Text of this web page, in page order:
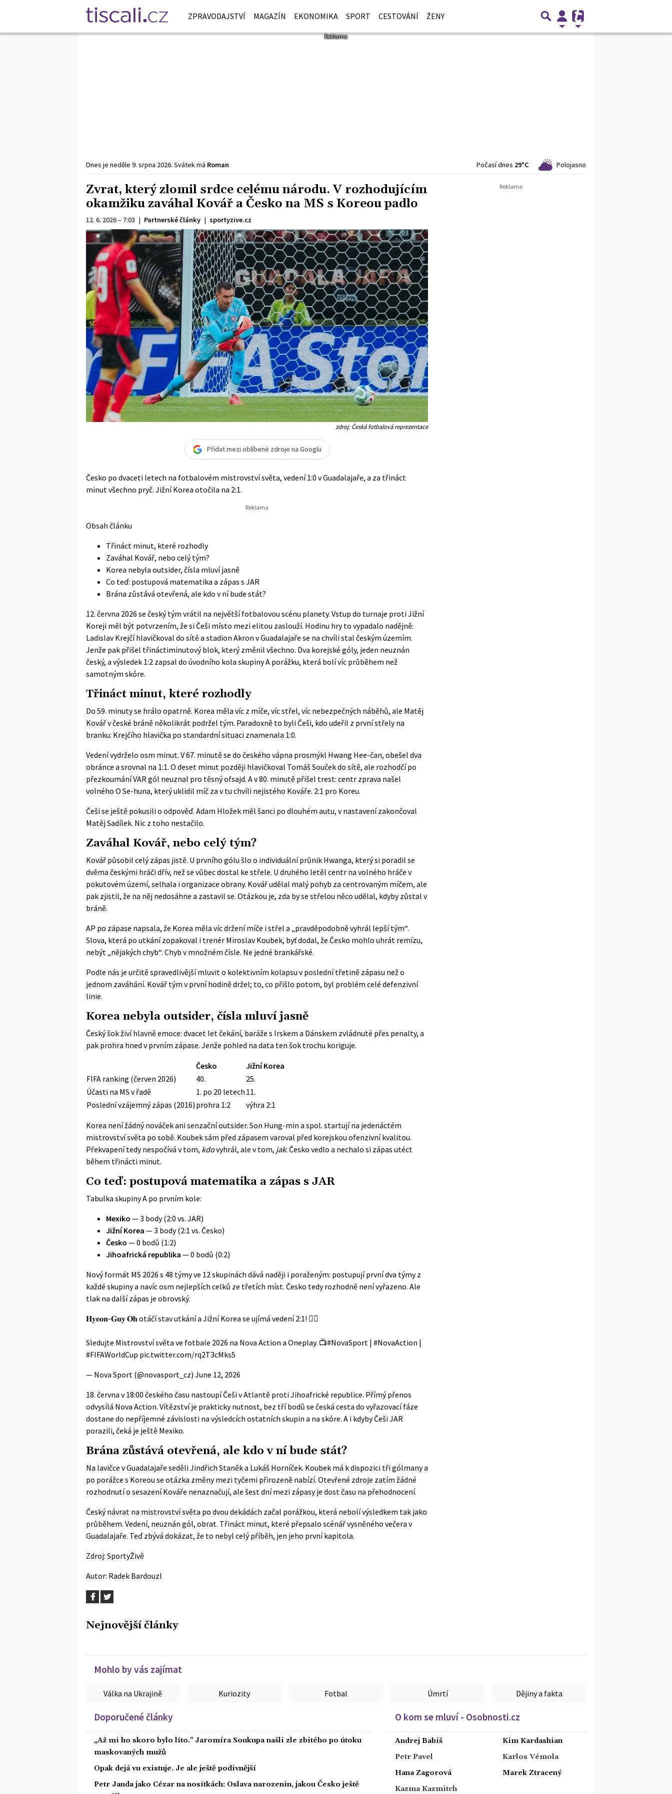
ZPRAVODAJSTVÍ MAGAZÍN EKONOMIKA SPORT CESTOVÁNÍ ŽENY
Dnes je neděle 9. srpna 2026. Svátek má Roman Počasí dnes 29°C Polojasno
Zvrat, který zlomil srdce celému národu. V rozhodujícím
okamžiku zaváhal Kovář a Česko na MS s Koreou padlo
12. 6. 2026 – 7:03 | Partnerské články | sportyzive.cz
zdroj: Česká fotbalová reprezentace
Přidat mezi oblíbené zdroje na Googlu
Česko po dvaceti letech na fotbalovém mistrovství světa, vedení 1:0 v Guadalajaře, a za třináct
minut všechno pryč. Jižní Korea otočila na 2:1.
Obsah článku
Třináct minut, které rozhodly
Zaváhal Kovář, nebo celý tým?
Korea nebyla outsider, čísla mluví jasně
Co teď: postupová matematika a zápas s JAR
Brána zůstává otevřená, ale kdo v ní bude stát?
12. června 2026 se český tým vrátil na největší fotbalovou scénu planety. Vstup do turnaje proti Jižní
Koreji měl být potvrzením, že si Češi místo mezi elitou zaslouží. Hodinu hry to vypadalo nadějně:
Ladislav Krejčí hlavičkoval do sítě a stadion Akron v Guadalajaře se na chvíli stal českým územím.
Jenže pak přišel třináctiminutový blok, který změnil všechno. Dva korejské góly, jeden neuznán
český, a výsledek 1:2 zapsal do úvodního kola skupiny A porážku, která bolí víc průběhem než
samotným skóre.
Třináct minut, které rozhodly
Do 59. minuty se hrálo opatrně. Korea měla víc z míče, víc střel, víc nebezpečných náběhů, ale Matěj
Kovář v české bráně několikrát podržel tým. Paradoxně to byli Češi, kdo udeřil z první střely na
branku: Krejčího hlavička po standardní situaci znamenala 1:0.
Vedení vydrželo osm minut. V 67. minutě se do českého vápna prosmýkl Hwang Hee-čan, obešel dva
obránce a srovnal na 1:1. O deset minut později hlavičkoval Tomáš Souček do sítě, ale rozhodčí po
přezkoumání VAR gól neuznal pro těsný ofsajd. A v 80. minutě přišel trest: centr zprava našel
volného O Se-huna, který uklidil míč za v tu chvíli nejistého Kováře. 2:1 pro Koreu.
Češi se ještě pokusili o odpověď. Adam Hložek měl šanci po dlouhém autu, v nastavení zakončoval
Matěj Sadílek. Nic z toho nestačilo.
Zaváhal Kovář, nebo celý tým?
Kovář působil celý zápas jistě. U prvního gólu šlo o individuální průnik Hwanga, který si poradil se
dvěma českými hráči dřív, než se vůbec dostal ke střele. U druhého letěl centr na volného hráče v
pokutovém území, selhala i organizace obrany. Kovář udělal malý pohyb za centrovaným míčem, ale
pak zjistil, že na něj nedosáhne a zastavil se. Otázkou je, zda by se střelou něco udělal, kdyby zůstal v
bráně.
AP po zápase napsala, že Korea měla víc držení míče i střel a „pravděpodobně vyhrál lepší tým“.
Slova, která po utkání zopakoval i trenér Miroslav Koubek, byť dodal, že Česko mohlo uhrát remízu,
nebýt „nějakých chyb“. Chyb v množném čísle. Ne jedné brankářské.
Podle nás je určitě spravedlivější mluvit o kolektivním kolapsu v poslední třetině zápasu než o
jednom zaváhání. Kovář tým v první hodině držel; to, co přišlo potom, byl problém celé defenzivní
linie.
Korea nebyla outsider, čísla mluví jasně
Český šok živí hlavně emoce: dvacet let čekání, baráže s Irskem a Dánskem zvládnuté přes penalty, a
pak prohra hned v prvním zápase. Jenže pohled na data ten šok trochu koriguje.
Česko
Jižní Korea
FIFA ranking (červen 2026)
40.
25.
Účasti na MS v řadě
1. po 20 letech 11.
Poslední vzájemný zápas (2016) prohra 1:2 výhra 2:1
Korea není žádný nováček ani senzační outsider. Son Hung-min a spol. startují na jedenáctém
mistrovství světa po sobě. Koubek sám před zápasem varoval před korejskou ofenzivní kvalitou.
Překvapení tedy nespočívá v tom, kdovyhrál, ale v tom, jak: Česko vedlo a nechalo si zápas utéct
během třinácti minut.
Co teď: postupová matematika a zápas s JAR
Tabulka skupiny A po prvním kole:
Mexiko — 3 body (2:0 vs. JAR)
Jižní Korea — 3 body (2:1 vs. Česko)
Česko — 0 bodů (1:2)
Jihoafrická republika — 0 bodů (0:2)
Nový formát MS 2026 s 48 týmy ve 12 skupinách dává naději i poraženým: postupují první dva týmy z
každé skupiny a navíc osm nejlepších celků ze třetích míst. Česko tedy rozhodně není vyřazeno. Ale
tlak na další zápas je obrovský.
𝐇𝐲𝐞𝐨𝐧-𝐆𝐮𝐲 𝐎𝐡 otáčí stav utkání a Jižní Korea se ujímá vedení 2:1! 😮‍💨
Sledujte Mistrovství světa ve fotbale 2026 na Nova Action a Oneplay. 📺#NovaSport | #NovaAction |
#FIFAWorldCup pic.twitter.com/rq2T3cMks5
— Nova Sport (@novasport_cz) June 12, 2026
18. června v 18:00 českého času nastoupí Češi v Atlantě proti Jihoafrické republice. Přímý přenos
odvysílá Nova Action. Vítězství je prakticky nutnost, bez tří bodů se česká cesta do vyřazovací fáze
dostane do nepříjemné závislosti na výsledcích ostatních skupin a na skóre. A i kdyby Češi JAR
porazili, čeká je ještě Mexiko.
Brána zůstává otevřená, ale kdo v ní bude stát?
Na lavičce v Guadalajaře seděli Jindřich Staněk a Lukáš Horníček. Koubek má k dispozici tři gólmany a
po porážce s Koreou se otázka změny mezi tyčemi přirozeně nabízí. Otevřené zdroje zatím žádné
rozhodnutí o sesazení Kováře nenaznačují, ale šest dní mezi zápasy je dost času na přehodnocení.
Český návrat na mistrovství světa po dvou dekádách začal porážkou, která nebolí výsledkem tak jako
průběhem. Vedení, neuznán gól, obrat. Třináct minut, které přepsalo scénář vysněného večera v
Guadalajaře. Teď zbývá dokázat, že to nebyl celý příběh, jen jeho první kapitola.
Zdroj: SportyŽivě
Autor: Radek Bardouzl
Nejnovější články
Mohlo by vás zajímat
Válka na Ukrajině Kuriozity Fotbal Úmrtí Dějiny a fakta
Doporučené články
„Až mi ho skoro bylo líto." Jaromíra Soukupa našli zle zbitého po útoku
maskovaných mužů
Opak dejá vu existuje. Je ale ještě podivnější
Petr Janda jako Cézar na nosítkách: Oslava narozenin, jakou Česko ještě
O kom se mluví - Osobnosti.cz
Andrej Babiš
Petr Pavel
Hana Zagorová
Kazma Kazmitch
Kim Kardashian
Karlos Vémola
Marek Ztracený